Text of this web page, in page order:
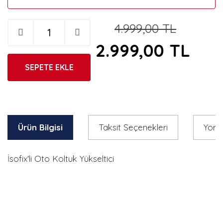
4.999,00 TL
2.999,00 TL
SEPETE EKLE
Ürün Bilgisi Taksit Seçenekleri
İsofix'li Oto Koltuk Yükseltici